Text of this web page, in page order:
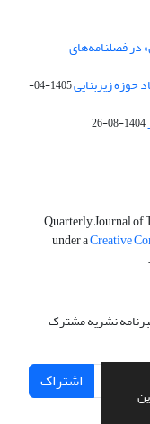
در فصلنامه‌های
حوزه زیربنایی
1405-04-
1404-08-26
Quarterly Journal of
under aCreative
.
نشریه مشترک
اشتراک